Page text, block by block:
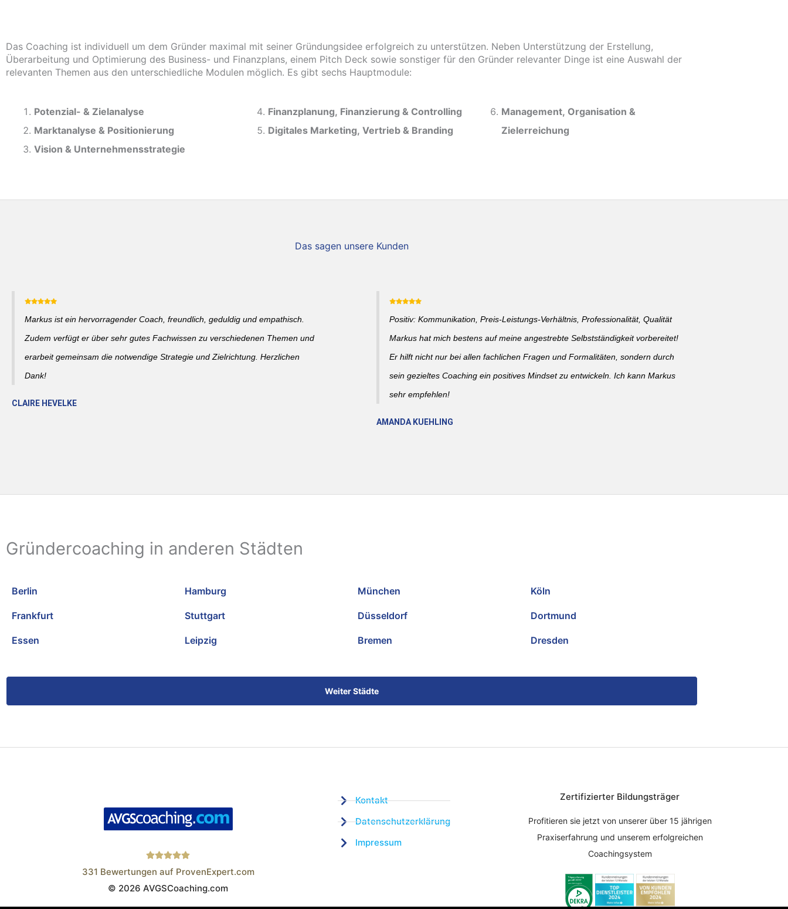
Das Coaching ist individuell um dem Gründer maximal mit seiner Gründungsidee erfolgreich zu unterstützen. Neben Unterstützung der Erstellung,
Überarbeitung und Optimierung des Business- und Finanzplans, einem Pitch Deck sowie sonstiger für den Gründer relevanter Dinge ist eine Auswahl der
relevanten Themen aus den unterschiedliche Modulen möglich. Es gibt sechs Hauptmodule:
Potenzial- & Zielanalyse
Marktanalyse & Positionierung
Vision & Unternehmensstrategie
Finanzplanung, Finanzierung & Controlling
Digitales Marketing, Vertrieb & Branding
Management, Organisation &
Zielerreichung
Das sagen unsere Kunden
Markus ist ein hervorragender Coach, freundlich, geduldig und empathisch.
Zudem verfügt er über sehr gutes Fachwissen zu verschiedenen Themen und
erarbeit gemeinsam die notwendige Strategie und Zielrichtung. Herzlichen
Dank!
CLAIRE HEVELKE
Positiv: Kommunikation, Preis-Leistungs-Verhältnis, Professionalität, Qualität
Markus hat mich bestens auf meine angestrebte Selbstständigkeit vorbereitet!
Er hilft nicht nur bei allen fachlichen Fragen und Formalitäten, sondern durch
sein gezieltes Coaching ein positives Mindset zu entwickeln. Ich kann Markus
sehr empfehlen!
AMANDA KUEHLING
Gründercoaching in anderen Städten
Berlin Hamburg München Köln
Frankfurt Stuttgart Düsseldorf Dortmund
Essen Leipzig Bremen Dresden
Weiter Städte
Wistor GmbH
331 Bewertungen auf ProvenExpert.com
© 2026 AVGSCoaching.com
Kontakt
Datenschutzerklärung
Impressum
Zertifizierter Bildungsträger
Profitieren sie jetzt von unserer über 15 jährigen
Praxiserfahrung und unserem erfolgreichen
Coachingsystem